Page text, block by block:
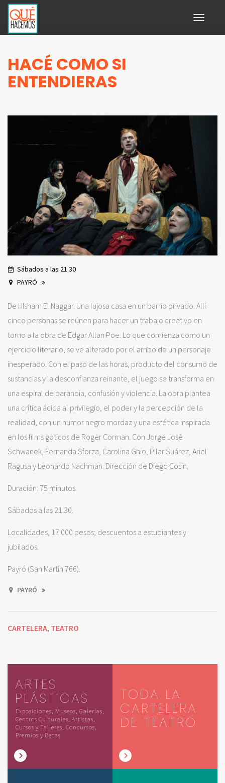
Toggle
HACÉ COMO SI
ENTENDIERAS
Sábados a las 21.30
PAYRÓ
De HIsham El Naggar. Una lujosa casa en un barrio privado. Allí
cinco personas se reúnen para hacer un trabajo creativo en
torno a la obra de Edgar Allan Poe. Lo que comienza como un
ejercicio literario, se ve alterado por el arribo de un personaje
inesperado. Con el paso de las horas, producto del consumo de
sustancias y la desconfianza reinante, el juego se transforma en
una espiral de paranoia, confusión y violencia. La obra plantea
una crítica ácida al privilegio, el poder y la percepción de la
realidad, con un humor negro mordaz y una estética inspirada
en los films góticos de Roger Corman. Con Jorge José
Schwanek, Fernanda Sforza, Carolina Ghio, Pilar Suárez, Ariel
Ragusa y Leonardo Nachman. Dirección de Diego Cosin.
Duración: 75 minutos.
Sábados a las 21.30.
Localidades, 17.000 pesos; descuentos a estudiantes y
jubilados.
Payró (San Martín 766).
PAYRÓ
CARTELERA, TEATRO
ARTES
PLÁSTICAS
Exposiciones, Museos, Galerías,
Centros Culturales, Artistas,
Cursos y Talleres, Concursos,
Premios y Becas
TODA LA
CARTELERA
DE TEATRO